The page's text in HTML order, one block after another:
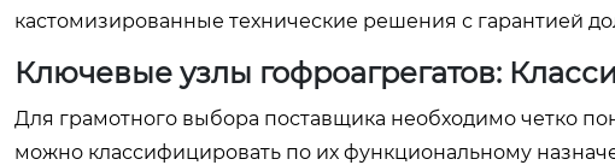
кастомизированные технические решения с гарантией
Ключевые узлы гофроагрегатов:
Для грамотного выбора поставщика необходимо четко
можно классифицировать по их функциональному